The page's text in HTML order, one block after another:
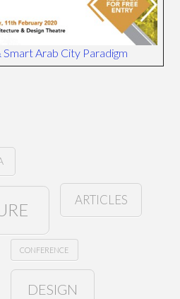
Smart Arab City Paradigm
ARTICLES
CONFERENCE
DESIGN